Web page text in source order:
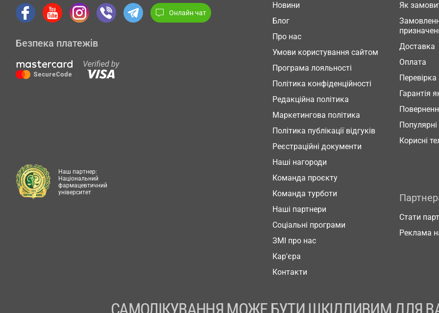
Онлайн чат
Безпека платежів
Новини
Блог
Про нас
Умови користування сайтом
Програма лояльності
Політика конфіденційності
Редакційна політика
Маркетингова політика
Політика публікації відгуків
Реєстраційні документи
Наші нагороди
Команда проєкту
Команда турботи
Наші партнери
Соціальні програми
ЗМІ про нас
Кар'єра
Контакти
Як
Доставка
Оплата
Гарантія
Корисні
Стати
Реклама
Наш партнер:
Національний
фармацевтичний
університет
САМОЛІКУВАННЯ МОЖЕ БУТИ ШКІДЛИВИМ ДЛЯ